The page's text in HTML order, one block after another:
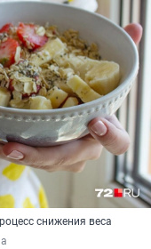
снижения веса